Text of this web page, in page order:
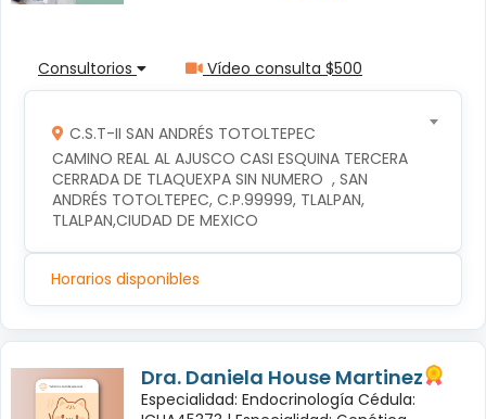
Consultorios Vídeo consulta $500
C.S.T-II SAN ANDRÉS TOTOLTEPEC
CAMINO REAL AL AJUSCO CASI ESQUINA TERCERA
CERRADA DE TLAQUEXPA SIN NUMERO  , SAN
ANDRÉS TOTOLTEPEC, C.P.99999, TLALPAN,
TLALPAN,CIUDAD DE MEXICO
Horarios disponibles
Dra. Daniela House Martinez
Especialidad: Endocrinología Cédula: